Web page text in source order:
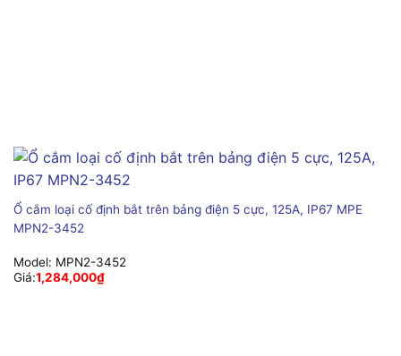
Ổ cắm loại cố định bắt trên bảng điện 5 cực, 125A, IP67 MPE
MPN2-3452
Model: MPN2-3452
Giá:1,284,000₫